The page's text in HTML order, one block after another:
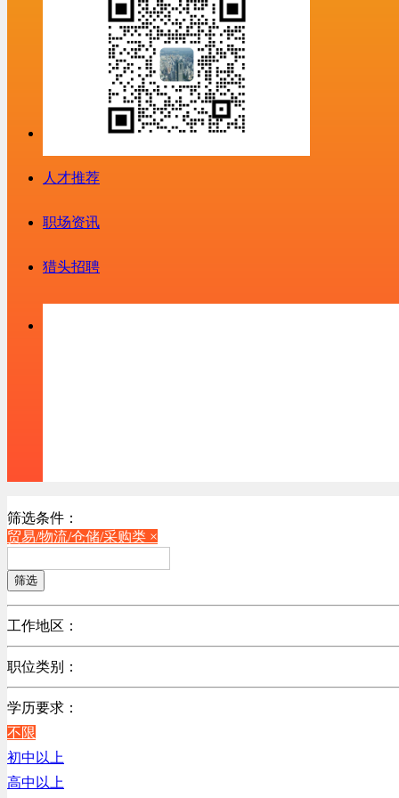
人才推荐
职场资讯
猎头招聘
筛选条件：
贸易/物流/仓储/采购类 ×
筛选
工作地区：
不限
北京
广东
江苏
陕西
浙江
职位类别：
不限
机械制造/仪器仪表类
计算机硬件类
销售管理类
计算机软件类
学历要求：
不限
初中以上
高中以上